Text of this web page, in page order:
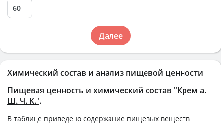
Химический состав и анализ пищевой ценности
Пищевая ценность и химический состав "Крем а.
Ш. Ч. К.".
В таблице приведено содержание пищевых веществ
Далее